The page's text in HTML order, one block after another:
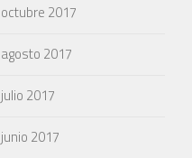
octubre 2017
agosto 2017
julio 2017
junio 2017